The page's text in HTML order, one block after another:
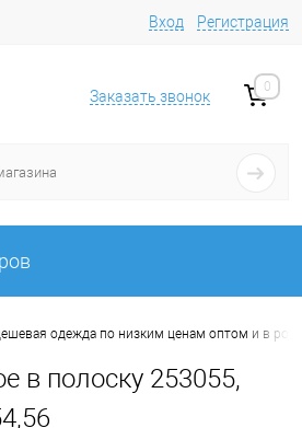
Вход Регистрация
Заказать звонок
0
одежда по низким ценам оптом и в
в полоску 253055,